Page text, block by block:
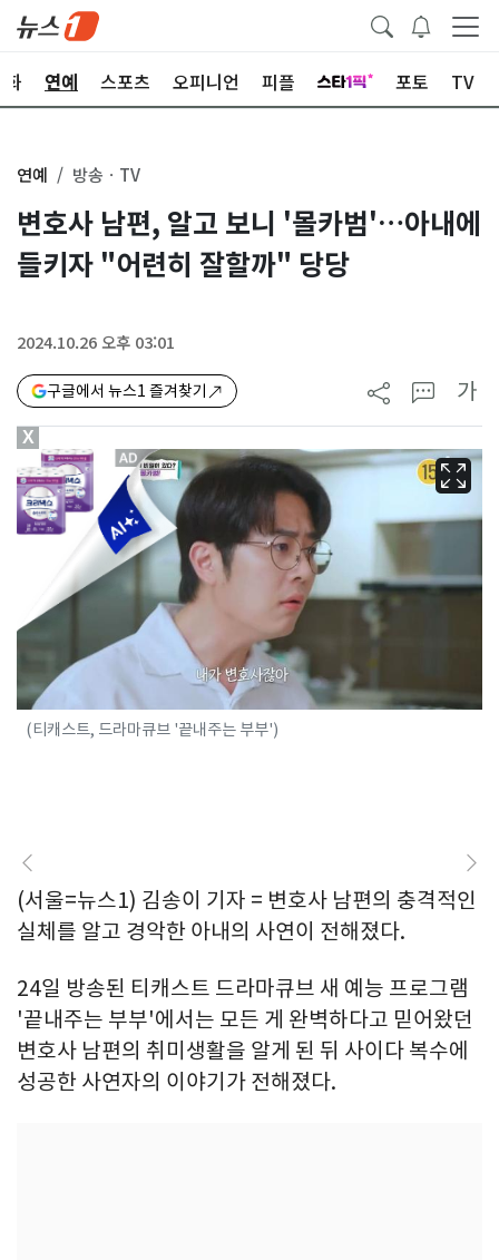
화 연예 스포츠 오피니언 피플 포토 TV
연예 방송ㆍTV
변호사 남편, 알고 보니 '몰카범'…아내에
들키자 "어련히 잘할까" 당당
2024.10.26 오후 03:01
구글에서 뉴스1 즐겨찾기 가
(티캐스트, 드라마큐브 '끝내주는 부부')
(서울=뉴스1) 김송이 기자 = 변호사 남편의 충격적인
실체를 알고 경악한 아내의 사연이 전해졌다.
24일 방송된 티캐스트 드라마큐브 새 예능 프로그램
'끝내주는 부부'에서는 모든 게 완벽하다고 믿어왔던
변호사 남편의 취미생활을 알게 된 뒤 사이다 복수에
성공한 사연자의 이야기가 전해졌다.
X